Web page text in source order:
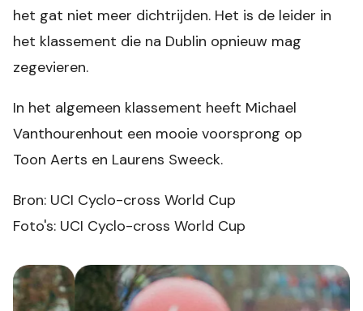
het gat niet meer dichtrijden. Het is de leider in
het klassement die na Dublin opnieuw mag
zegevieren.
In het algemeen klassement heeft Michael
Vanthourenhout een mooie voorsprong op
Toon Aerts en Laurens Sweeck.
Bron: UCI Cyclo-cross World Cup
Foto's: UCI Cyclo-cross World Cup